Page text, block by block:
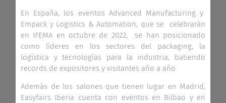
En España, los eventos Advanced Manufacturing y
Empack y Logistics & Automation, que se celebrarán
en IFEMA en octubre de 2022, se han posicionado
como líderes en los sectores del packaging, la
logística y tecnologías para la industria, batiendo
records de expositores y visitantes año a año
Además de los salones que tienen lugar en Madrid,
Easyfairs Iberia cuenta con eventos en Bilbao y en